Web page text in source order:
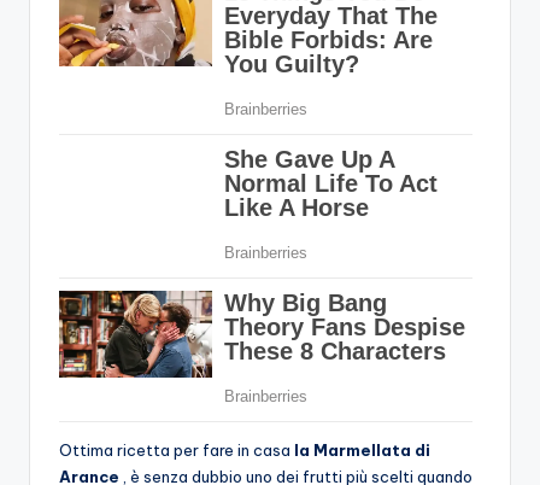
Ottima ricetta per fare in casa la Marmellata di
Arance , è senza dubbio uno dei frutti più scelti quando